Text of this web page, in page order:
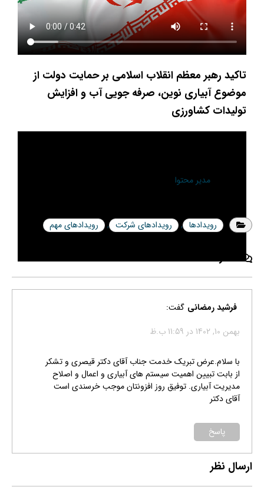
تاکید رهبر معظم انقلاب اسلامی بر حمایت دولت از
موضوع آبیاری نوین، صرفه جویی آب و افزایش
تولیدات کشاورزی
مدیر محتوا
رویدادها , رویدادهای شرکت , رویدادهای مهم
1 نظر
فرشید رمضانی گفت:
بهمن 10, 1402 در 11:59 ب.ظ
با سلام.عرض تبریک خدمت جناب آقای دکتر قیصری و تشکر
از بابت تبیین اهمیت سیستم های آبیاری و اعمال و اصلاح
مدیریت آبیاری. توفیق روز افزونتان موجب خرسندی است
آقای دکتر
پاسخ
ارسال نظر